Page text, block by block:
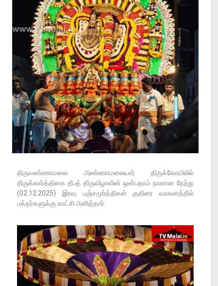
திருவண்ணாமலை அண்ணாமலையார் திருக்கோயிலில்
திருக்கார்த்திகை தீபத் திருவிழாவின் ஒன்பதாம் நாளான நேற்று
(02.12.2025) இரவு பஞ்சமூர்த்திகள் குதிரை வாகனத்தில்
பக்தர்களுக்கு காட்சி அளித்தார்.